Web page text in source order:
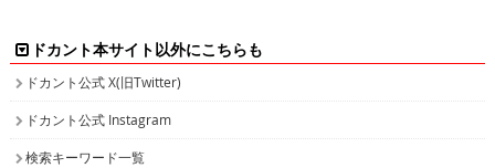
ドカント本サイト以外にこちらも
ドカント公式 X(旧Twitter)
ドカント公式 Instagram
検索キーワード一覧